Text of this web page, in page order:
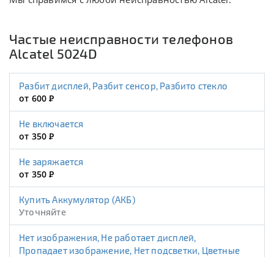
Частые неисправности телефонов
Alcatel 5024D
Разбит дисплей, Разбит сенсор, Разбито стекло
от 600Р
Не включается
от 350Р
Не заряжается
от 350Р
Купить Аккумулятор (АКБ)
Уточняйте
Нет изображения, Не работает дисплей,
Пропадает изображение, Нет подсветки, Цветные